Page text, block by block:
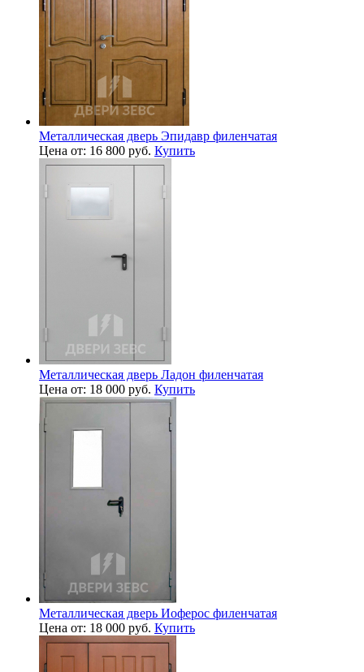
Металлическая дверь Эпидавр филенчатая
Цена от: 16 800 руб. Купить
Металлическая дверь Ладон филенчатая
Цена от: 18 000 руб. Купить
Металлическая дверь Иоферос филенчатая
Цена от: 18 000 руб. Купить